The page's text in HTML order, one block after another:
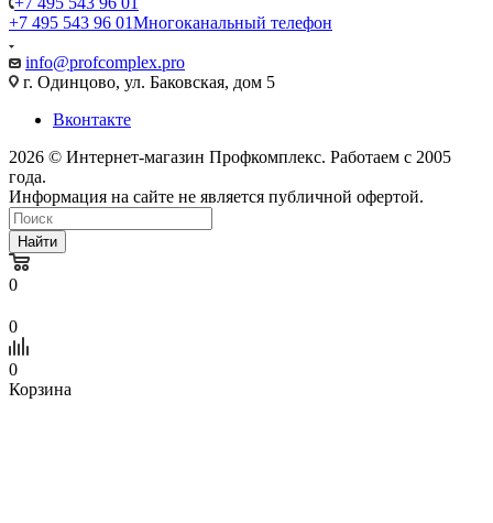
+7 495 543 96 01Многоканальный телефон
info@profcomplex.pro
г. Одинцово, ул. Баковская, дом 5
Вконтакте
2026 © Интернет-магазин Профкомплекс. Работаем с 2005
года.
Информация на сайте не является публичной офертой.
Найти
0
0
0
Корзина